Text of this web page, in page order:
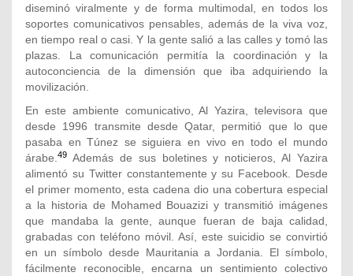
diseminó viralmente y de forma multimodal, en todos los
soportes comunicativos pensables, además de la viva voz,
en tiempo real o casi. Y la gente salió a las calles y tomó las
plazas. La comunicación permitía la coordinación y la
autoconciencia de la dimensión que iba adquiriendo la
movilización.
En este ambiente comunicativo, Al Yazira, televisora que
desde 1996 transmite desde Qatar, permitió que lo que
pasaba en Túnez se siguiera en vivo en todo el mundo
árabe.49 Además de sus boletines y noticieros, Al Yazira
alimentó su Twitter constantemente y su Facebook. Desde
el primer momento, esta cadena dio una cobertura especial
a la historia de Mohamed Bouazizi y transmitió imágenes
que mandaba la gente, aunque fueran de baja calidad,
grabadas con teléfono móvil. Así, este suicidio se convirtió
en un símbolo desde Mauritania a Jordania. El símbolo,
fácilmente reconocible, encarna un sentimiento colectivo